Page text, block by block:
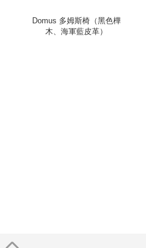
Domus 多姆斯椅（黑色樺
木、海軍藍皮革）